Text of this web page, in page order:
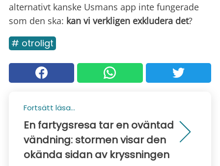
alternativt kanske Usmans app inte fungerade
som den ska: kan vi verkligen exkludera det?
# otroligt
Fortsätt läsa...
En fartygsresa tar en oväntad
vändning: stormen visar den
okända sidan av kryssningen